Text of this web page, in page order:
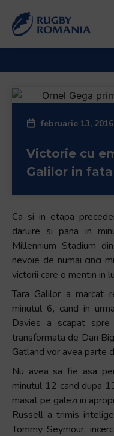
februarie 13, 2016
Victorie cu
Galilor in
Ca si in etapa
daruire si pana in
Millennium Stadium
nevoie de numai cinci
victorii care o mentin in
Tara Galilor a marcat
minutul 6, cand in
Davies a scapat
transformata de Dan
Gatland vor avea parte
Nu avea sa fie asa
minutul 12 cand dupa
masat pe galezi in
Russell a trimis
Tommy Seymour,